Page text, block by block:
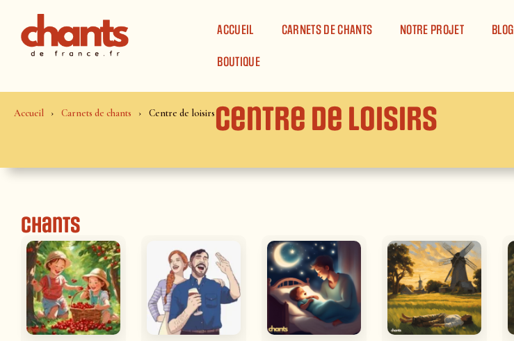
ACCUEIL
CARNETS DE CHANTS NOTRE PROJET BLOG
BOUTIQUE
Accueil Carnets de chants Centre de loisirsCentre de loisirs
Chants